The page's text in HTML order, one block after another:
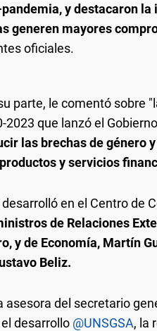
y destacaron
generen mayores
oficiales.
parte, le comentó sobre
2023 que lanzó el
las brechas de género
y servicios
en el Centro de
de Relaciones
y de Economía, Martín
Beliz.
asesora del secretario
desarrollo @UNSGSA, la